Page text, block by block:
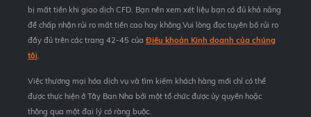
bị mất tiền khi giao dịch CFD. Bạn nên xem xét liệu bạn có đủ khả năng
để chấp nhận rủi ro mất tiền cao hay không.Vui lòng đọc tuyên bố rủi ro
đầy đủ trên các trang 42-45 của Điều khoản Kinh doanh của chúng
tôi.
Việc thương mại hóa dịch vụ và tìm kiếm khách hàng mới chỉ có thể
được thực hiện ở Tây Ban Nha bởi một tổ chức được ủy quyền hoặc
thông qua một đại lý có ràng buộc.